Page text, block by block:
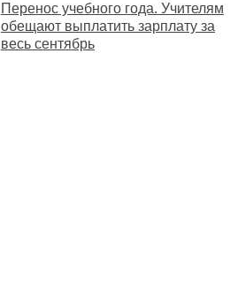
Перенос учебного года. Учителям
обещают выплатить зарплату за
весь сентябрь